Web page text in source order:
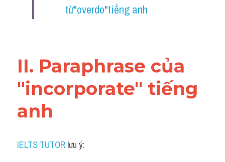
từ"overdo"tiếng anh
II. Paraphrase của
"incorporate" tiếng
anh
IELTS TUTOR lưu ý: